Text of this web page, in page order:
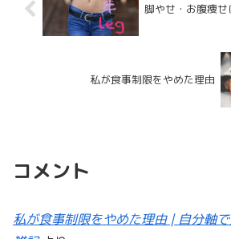
脚やせ・お腹痩
私が食事制限をやめた理由
コメント
私が食事制限をやめた理由 | 自分軸